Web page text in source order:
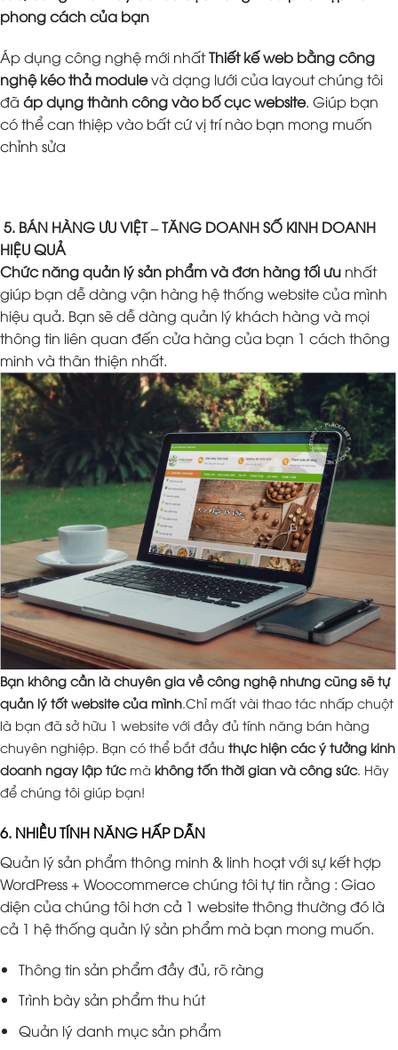
phong cách của bạn
Áp dụng công nghệ mới nhấtThiết kế web bằng công
nghệ kéo thả modulevà dạng lưới của layout chúng tôi
đã áp dụng thành công vào bố cục website. Giúp bạn
có thể can thiệp vào bất cứ vị trí nào bạn mong muốn
chỉnh sửa
5. BÁN HÀNG ƯU VIỆT – TĂNG DOANH SỐ KINH DOANH
HIỆU QUẢ
Chức năng quản lý sản phẩm và đơn hàng tối ưu nhất
giúp bạn dễ dàng vận hàng hệ thống website của mình
hiệu quả. Bạn sẽ dễ dàng quản lý khách hàng và mọi
thông tin liên quan đến cửa hàng của bạn 1 cách thông
minh và thân thiện nhất.
Bạn không cần là chuyên gia về công nghệ nhưng cũng sẽ tự
quản lý tốt website của mình.Chỉ mất vài thao tác nhấp chuột
là bạn đã sở hữu 1 website với đầy đủ tính năng bán hàng
chuyên nghiệp. Bạn có thể bắt đầu thực hiện các ý tưởng kinh
doanh ngay lập tứcmà không tốn thời gian và công sức. Hãy
để chúng tôi giúp bạn!
6. NHIỀU TÍNH NĂNG HẤP DẪN
Quản lý sản phẩm thông minh & linh hoạt với sự kết hợp
WordPress + Woocommerce chúng tôi tự tin rằng : Giao
diện của chúng tôi hơn cả 1 website thông thường đó là
cả 1 hệ thống quản lý sản phẩm mà bạn mong muốn.
Thông tin sản phẩm đầy đủ, rõ ràng
Trình bày sản phẩm thu hút
Quản lý danh mục sản phẩm